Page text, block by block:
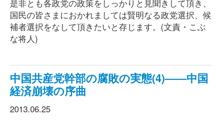
是非とも各政党の政策をしっかりと見聞きして頂き、
国民の皆さまにおかれましては賢明なる政党選択、候
補者選択をなして頂きたいと存じます。(文責・こぶ
な将人)
中国共産党幹部の腐敗の実態(4)――中国
経済崩壊の序曲
2013.06.25